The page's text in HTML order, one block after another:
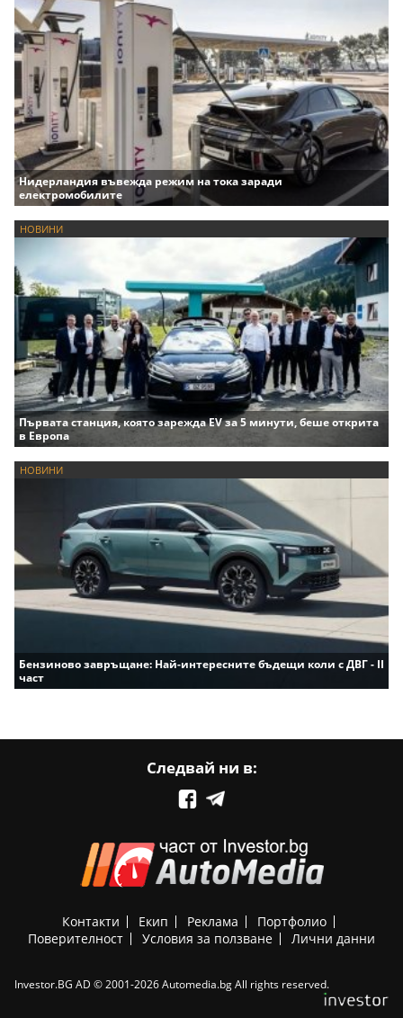
Нидерландия въвежда режим на тока заради
електромобилите
НОВИНИ
Първата станция, която зарежда EV за 5 минути, беше открита
в Европа
НОВИНИ
Бензиново завръщане: Най-интересните бъдещи коли с ДВГ - II
част
Следвай ни в:
Контакти Екип Реклама
Портфолио
Поверителност
Условия за ползване Лични данни
Investor.BG AD © 2001-2026 Automedia.bg All rights reserved.